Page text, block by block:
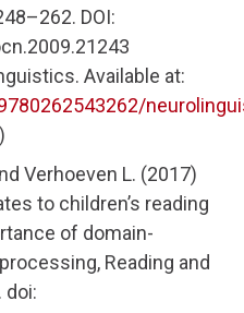
DOI:
Available at:
Verhoeven L. (2017)
to children’s reading
of domain-
Reading and
doi: